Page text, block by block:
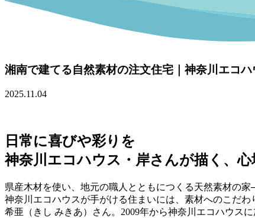
湘南で建てる自然素材の注文住宅｜神奈川エコ
2025.11.04
日常に喜びや彩りを
神奈川エコハウス・岸さんが描く、
県産木材を使い、地元の職人とともにつくる天然素材の家
神奈川エコハウスが手がける住まいには、素材へのこだ
希亜（きし みきあ）さん。2009年から神奈川エコハウス